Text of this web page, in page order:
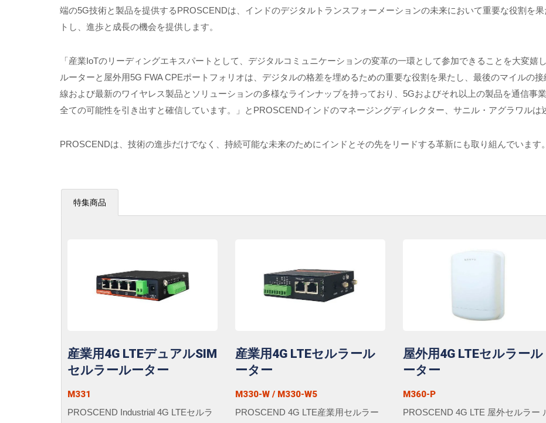
端の5G技術と製品を提供するPROSCENDは、インドのデジタルトランスフォーメーションの未来において重要な役割を
トし、進歩と成長の機会を提供します。
「産業IoTのリーディングエキスパートとして、デジタルコミュニケーションの変革の一環として参加できることを大変嬉
ルーターと屋外用5G FWA CPEポートフォリオは、デジタルの格差を埋めるための重要な役割を果たし、最後のマイルの
線および最新のワイヤレス製品とソリューションの多様なラインナップを持っており、5Gおよびそれ以上の製品を通信事
全ての可能性を引き出すと確信しています。」とPROSCENDインドのマネージングディレクター、サニル・アグラワルは
PROSCENDは、技術の進歩だけでなく、持続可能な未来のためにインドとその先をリードする革新にも取り組んでいます。
特集商品
産業用4G LTEデュアルSIM
セルラールーター
M331
PROSCEND Industrial 4G LTEセルラ
産業用4G LTEセルラール
ーター
M330-W / M330-W5
PROSCEND 4G LTE産業用セルラー
屋外用4G LTEセルラール
ーター
M360-P
PROSCEND 4G LTE 屋外セルラー